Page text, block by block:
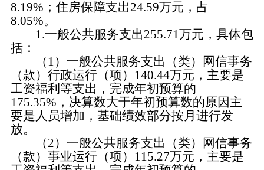
8.19%；住房保障支出24.59万元，占
8.05%。
1.一般公共服务支出255.71万元，具体包
括：
（1）一般公共服务支出（类）网信事务
（款）行政运行（项）140.44万元，主要是
工资福利等支出，完成年初预算的
175.35%，决算数大于年初预算数的原因主
要是人员增加，基础绩效部分按月进行发
放。
（2）一般公共服务支出（类）网信事务
（款）事业运行（项）115.27万元，主要是